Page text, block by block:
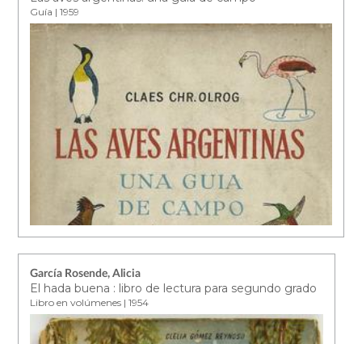
Guía | 1959
García Rosende, Alicia
El hada buena : libro de lectura para segundo grado
Libro en volúmenes | 1954